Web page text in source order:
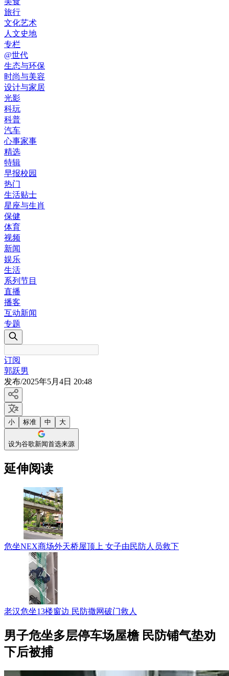
旅行
文化艺术
人文史地
专栏
@世代
生态与环保
时尚与美容
设计与家居
光影
科玩
科普
汽车
心事家事
精选
特辑
早报校园
热门
生活贴士
星座与生肖
保健
体育
视频
新闻
娱乐
生活
系列节目
直播
播客
互动新闻
专题
订阅
郭跃男
发布/2025年5月4日 20:48
小 标准 中 大
设为谷歌新闻首选来源
延伸阅读
危坐NEX商场外天桥屋顶上 女子由民防人员救下
老汉危坐13楼窗边 民防撒网破门救人
男子危坐多层停车场屋檐 民防铺气垫劝
下后被捕